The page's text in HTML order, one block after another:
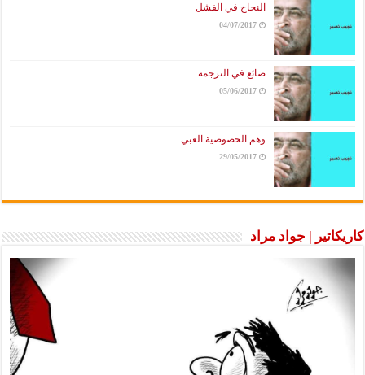
النجاح في الفشل
04/07/2017
ضائع في الترجمة
05/06/2017
وهم الخصوصية الغبي
29/05/2017
كاريكاتير | جواد مراد